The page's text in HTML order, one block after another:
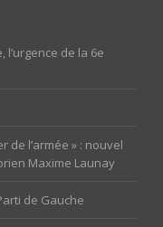
l’urgence de la 6e
de l’armée » : nouvel
Maxime Launay
de Gauche